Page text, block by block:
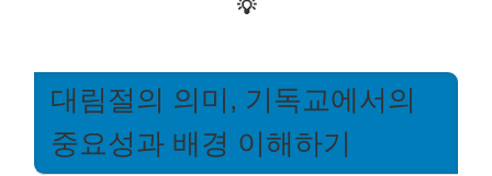
💡
대림절의 의미, 기독교에서의
중요성과 배경 이해하기